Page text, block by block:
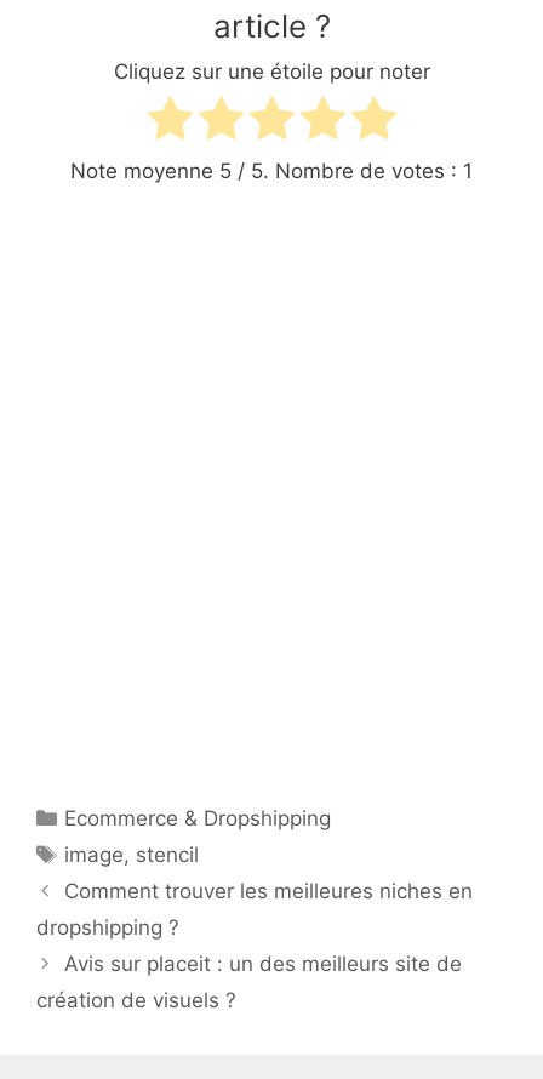
article ?
Cliquez sur une étoile pour noter
Note moyenne 5 / 5. Nombre de votes : 1
Catégories
Ecommerce & Dropshipping
Étiquettes
image, stencil
Comment trouver les meilleures niches en
dropshipping ?
Avis sur placeit : un des meilleurs site de
création de visuels ?